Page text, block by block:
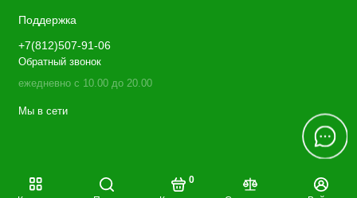
0
Поддержка
+7(812)507-91-06
Обратный звонок
ежедневно с 10.00 до 20.00
Мы в сети